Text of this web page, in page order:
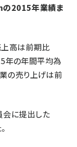
の2015年業績ま
高は前期比
年の年間平均為
業の売り上げは前
会に提出した